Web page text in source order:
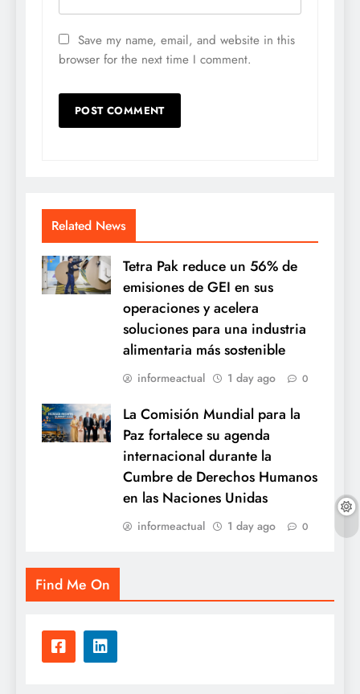
Save my name, email, and website in this
browser for the next time I comment.
Related News
Tetra Pak reduce un 56% de
emisiones de GEI en sus
operaciones y acelera
soluciones para una industria
alimentaria más sostenible
informeactual 1 day ago 0
La Comisión Mundial para la
Paz fortalece su agenda
internacional durante la
Cumbre de Derechos Humanos
en las Naciones Unidas
informeactual 1 day ago 0
Find Me On